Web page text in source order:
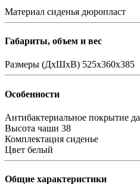
Материал сиденья дюропласт
Габариты, объем и вес
Размеры (ДхШхВ) 525x360x385
Особенности
Антибактериальное покрытие да
Высота чаши 38
Комплектация сиденье
Цвет белый
Общие характеристики